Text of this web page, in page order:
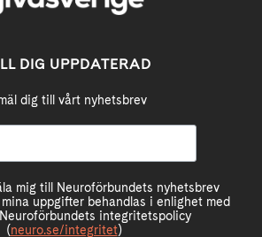
DIG UPPDATERAD
dig till vårt nyhetsbrev
mig till Neuroförbundets nyhetsbrev
uppgifter behandlas i enlighet med
integritetspolicy
(neuro.se/integritet)